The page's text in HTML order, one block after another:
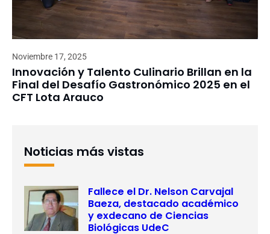
Noviembre 17, 2025
Innovación y Talento Culinario Brillan en la
Final del Desafío Gastronómico 2025 en el
CFT Lota Arauco
Noticias más vistas
Fallece el Dr. Nelson Carvajal
Baeza, destacado académico
y exdecano de Ciencias
Biológicas UdeC